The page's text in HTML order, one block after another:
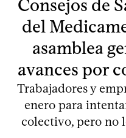
Consejos de
del
asamblea
avances por
Trabajadores y
enero para
colectivo, pero no